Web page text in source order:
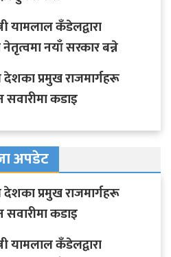
यामलाल कँडेलद्वारा
नयाँ सरकार बन्ने
देशका प्रमुख राजमार्गहरू
सवारीमा कडाइ
अपडेट
देशका प्रमुख राजमार्गहरू
सवारीमा कडाइ
यामलाल कँडेलद्वारा